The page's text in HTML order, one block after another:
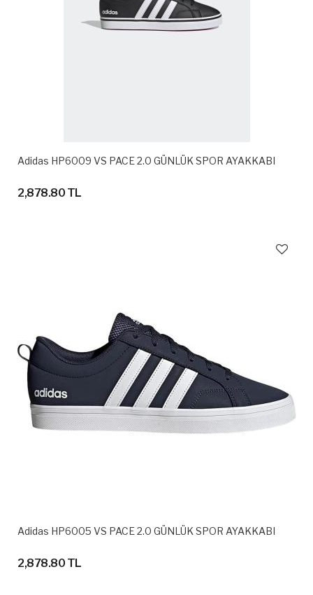
Adidas HP6009 VS PACE 2.0 GÜNLÜK SPOR AYAKKABI
2,878.80 TL
Adidas HP6005 VS PACE 2.0 GÜNLÜK SPOR AYAKKABI
2,878.80 TL